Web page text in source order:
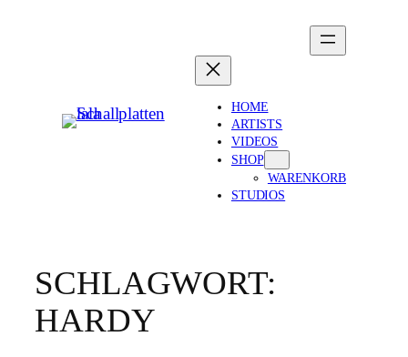
HOME
ARTISTS
VIDEOS
SHOP
WARENKORB
STUDIOS
SCHLAGWORT:
HARDY